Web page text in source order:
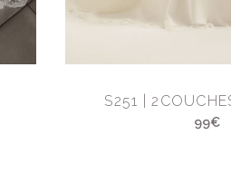
S251 |
99€